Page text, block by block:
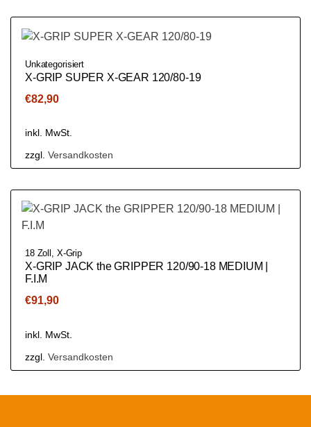
Unkategorisiert
X-GRIP SUPER X-GEAR 120/80-19
€82,90
inkl. MwSt.
zzgl. Versandkosten
18 Zoll , X-Grip
X-GRIP JACK the GRIPPER 120/90-18 MEDIUM |
F.I.M
€91,90
inkl. MwSt.
zzgl. Versandkosten